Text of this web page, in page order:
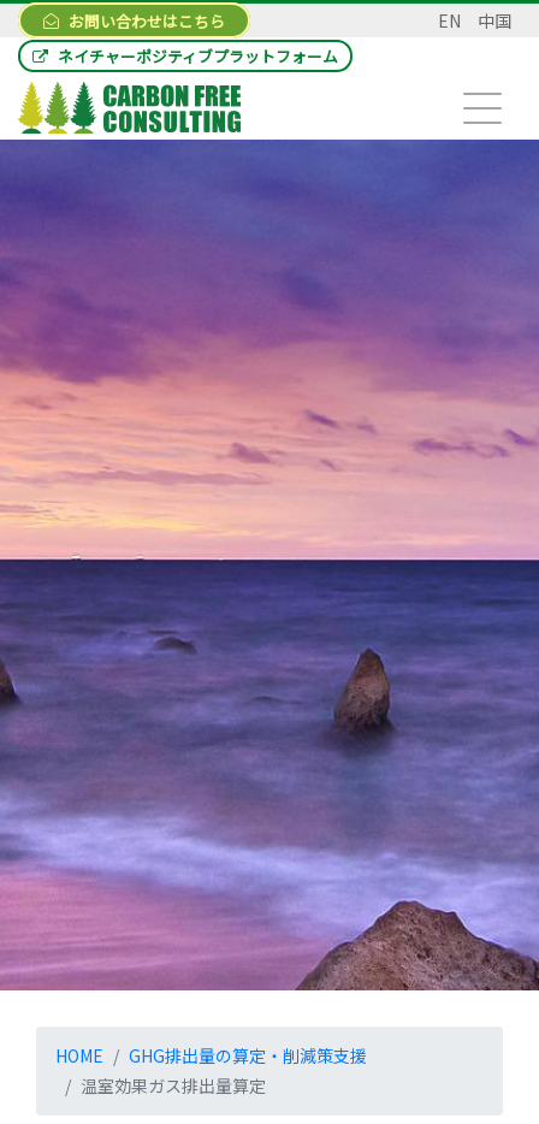
お問い合わせはこちら EN 中国
ネイチャーポジティブプラットフォーム
温室効果ガス排出量算定
HOME
GHG排出量の算定・削減策支援
温室効果ガス排出量算定